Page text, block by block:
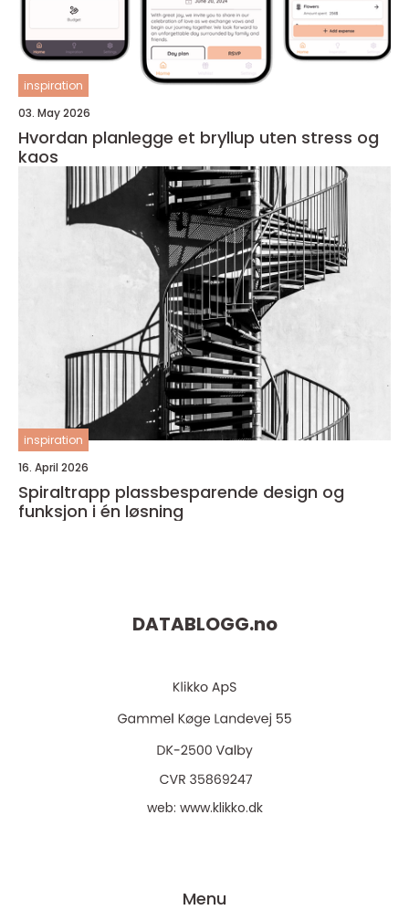
inspiration
03. May 2026
Hvordan planlegge et bryllup uten stress og
kaos
inspiration
16. April 2026
Spiraltrapp plassbesparende design og
funksjon i én løsning
DATABLOGG.no
web: www.klikko.dk
Menu